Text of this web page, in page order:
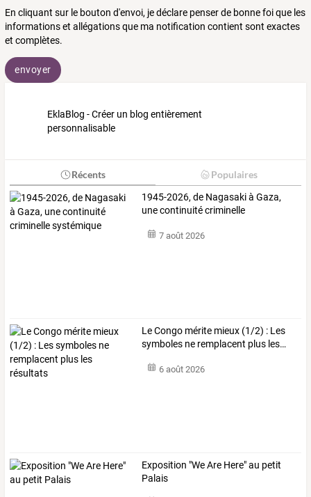
En cliquant sur le bouton d'envoi, je déclare penser de bonne foi que les
informations et allégations que ma notification contient sont exactes
et complètes.
envoyer
EklaBlog - Créer un blog entièrement
personnalisable
Récents Populaires
1945-2026, de Nagasaki à Gaza,
une continuité criminelle
7 août 2026
LeCongo mérite mieux (1/2) : Les
symboles ne remplacent plus les…
6 août 2026
Exposition "We Are Here" au petit
Palais